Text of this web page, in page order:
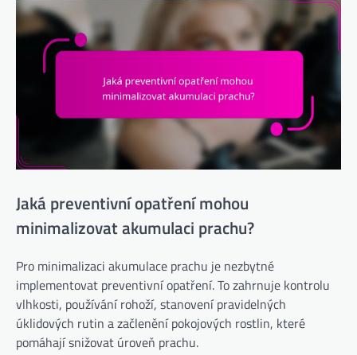
Jaká preventivní opatření mohou
minimalizovat akumulaci prachu?
Pro minimalizaci akumulace prachu je nezbytné
implementovat preventivní opatření. To zahrnuje kontrolu
vlhkosti, používání rohoží, stanovení pravidelných
úklidových rutin a začlenění pokojových rostlin, které
pomáhají snižovat úroveň prachu.